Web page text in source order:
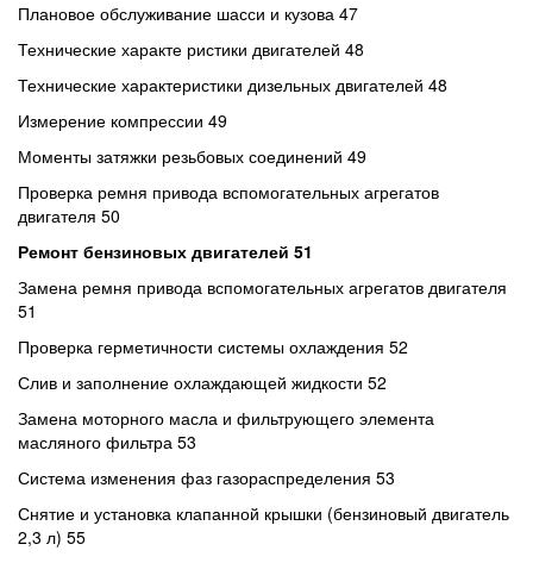
Плановое обслуживание шасси и кузова 47
Технические характе ристики двигателей 48
Технические характеристики дизельных двигателей 48
Измерение компрессии 49
Моменты затяжки резьбовых соединений 49
Проверка ремня привода вспомогательных агрегатов
двигателя 50
Ремонт бензиновых двигателей 51
Замена ремня привода вспомогательных агрегатов двигателя
51
Проверка герметичности системы охлаждения 52
Слив и заполнение охлаждающей жидкости 52
Замена моторного масла и фильтрующего элемента
масляного фильтра 53
Система изменения фаз газораспределения 53
Снятие и установка клапанной крышки (бензиновый двигатель
2,3 л) 55